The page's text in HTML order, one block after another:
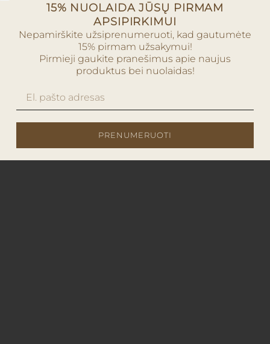
15% NUOLAIDA JŪSŲ PIRMAM
APSIPIRKIMUI
Nepamirškite užsiprenumeruoti, kad gautumėte
15% pirmam užsakymui!
Pirmieji gaukite pranešimus apie naujus
produktus bei nuolaidas!
PRENUMERUOTI